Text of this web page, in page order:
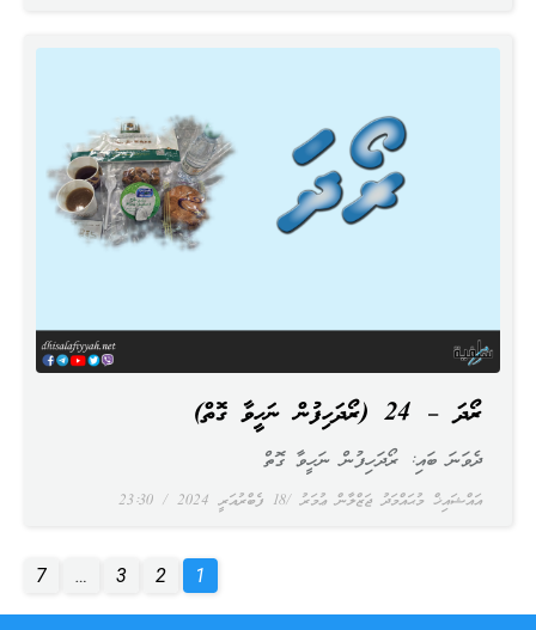
ރޯދަ – 24 (ރޯދަހިފުން ނަހީވާ ގޮތް)
އައްޝައިޚް މުޙައްމަދު ޖަޒްލާން ޢުމަރު 18 ފެބްރުއަރީ 2024
ދެވަނަ ބައި: ރޯދަހިފުން ނަހީވާ ގޮތް
1
2
3
…
7